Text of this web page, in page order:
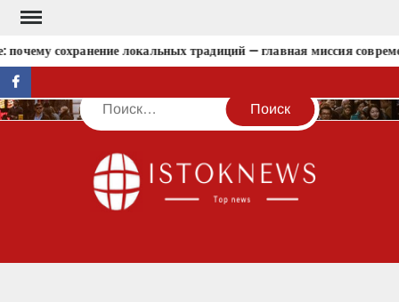
Перейти
содержимомусохранение локальных традиций — главная миссия
facebook
Поиск